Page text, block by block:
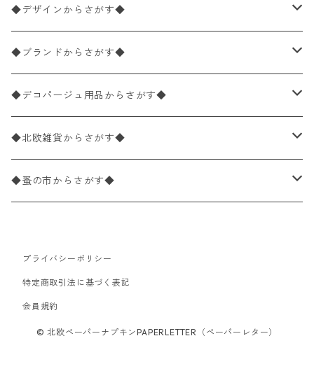
ペーパーナプキン1枚バラ売り
ペーパーナプキン20枚入りパック
ペーパーナプキン10枚入りパック
ライスペーパー
ペーパーリネンナプキン
ワックスペーパー
デコパージュ用品
33×33cm（ランチサイズ）
バラ売り
パック売り
25×25cm（カクテルサイズ）
バラ売り
パック売り
40×40cm（ディナーサイズ）
バラ売り
パック売り
21×21cm（ポケットサイズ）
バラ売り
33cm（ラウンド）
◆デザインからさがす◆
花柄
植物・グリーン柄
動物・鳥・昆虫・蝶柄
海・魚柄
食べ物・フルーツ・野菜・ドリンク柄
食器・カトラリー柄
◆ブランドからさがす◆
ドイツ製 IHR/イア
ランチサイズ
カクテルサイズ
ドイツ製 Ambiente/アンビエンテ
ランチサイズ
ドイツ製 Paperproducts Design
カクテルサイズ
ランチサイズ
カクテルサイズ
ドイツ製 ti-flair/ティーフレア
ランチサイズ
ドイツ製 PAW/パウ
◆デコパージュ用品からさがす◆
デコパージュ液
デコパージュ下地
デコパージュはさみ
3Dデコパージュ
◆北欧雑貨からさがす◆
シリコンモールド
トレイ
ポスター・カレンダー
◆蚤の市からさがす◆
北欧雑貨
デコパージュ用品
プライバシーポリシー
特定商取引法に基づく表記
会員規約
© 北欧ペーパーナプキンPAPERLETTER（ペーパーレター）